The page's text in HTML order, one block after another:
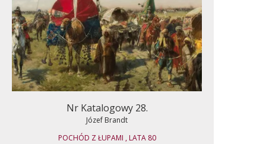
Nr Katalogowy 28.
Józef Brandt
POCHÓD Z ŁUPAMI , LATA 80